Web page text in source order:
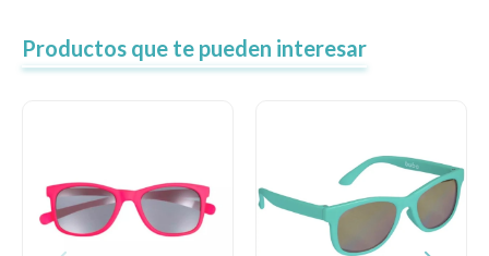
Productos que te pueden interesar